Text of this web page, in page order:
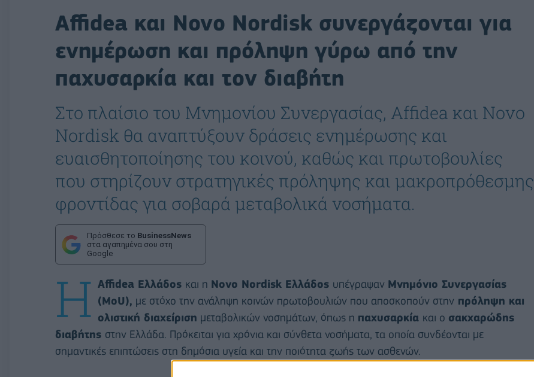
Affidea και Novo Nordisk συνεργάζονται για
ενημέρωση και πρόληψη γύρω από την
παχυσαρκία και τον διαβήτη
Στο πλαίσιο του Μνημονίου Συνεργασίας, Affidea και Novo
Nordisk θα αναπτύξουν δράσεις ενημέρωσης και
ευαισθητοποίησης του κοινού, καθώς και πρωτοβουλίες
που στηρίζουν στρατηγικές πρόληψης και μακροπρόθεσμης
φροντίδας για σοβαρά μεταβολικά νοσήματα.
Πρόσθεσε το BusinessNews
στα αγαπημένα σου στη
Google
Η Affidea Ελλάδος και η Novo Nordisk Ελλάδος υπέγραψαν Μνημόνιο Συνεργασίας
(MoU), με στόχο την ανάληψη κοινών πρωτοβουλιών που αποσκοπούν στην πρόληψη και
ολιστική διαχείριση μεταβολικών νοσημάτων, όπως η παχυσαρκία και ο σακχαρώδης
διαβήτης στην Ελλάδα. Πρόκειται για χρόνια και σύνθετα νοσήματα, τα οποία συνδέονται με
σημαντικές επιπτώσεις στη δημόσια υγεία και την ποιότητα ζωής των ασθενών.